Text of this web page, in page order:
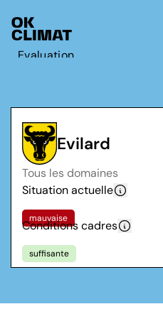
Evaluation
Contact
Français
Deutsch
Evilard
Tous les domaines
Situation actuelle
mauvaise
Conditions cadres
suffisante